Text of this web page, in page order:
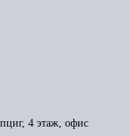
4 этаж, офис